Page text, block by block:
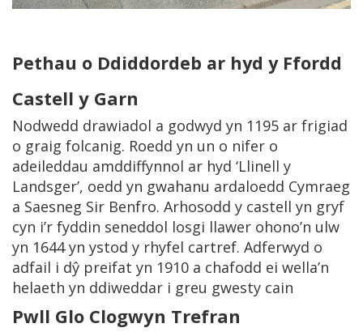
Pethau o Ddiddordeb ar hyd y Ffordd
Castell y Garn
Nodwedd drawiadol a godwyd yn 1195 ar frigiad
o graig folcanig. Roedd yn un o nifer o
adeileddau amddiffynnol ar hyd ‘Llinell y
Landsger’, oedd yn gwahanu ardaloedd Cymraeg
a Saesneg Sir Benfro. Arhosodd y castell yn gryf
cyn i’r fyddin seneddol losgi llawer ohono’n ulw
yn 1644 yn ystod y rhyfel cartref. Adferwyd o
adfail i dŷ preifat yn 1910 a chafodd ei wella’n
helaeth yn ddiweddar i greu gwesty cain
Pwll Glo Clogwyn Trefran